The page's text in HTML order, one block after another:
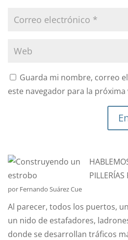
Guarda mi nombre, correo
este navegador para la
PILLERÍAS
por Fernando Suárez Cue
Al parecer, todos los puertos,
un nido de estafadores,
donde se desarrollan tráficos